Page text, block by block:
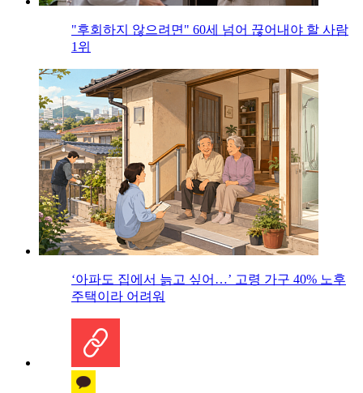
"후회하지 않으려면" 60세 넘어 끊어내야 할 사람
1위
‘아파도 집에서 늙고 싶어…’ 고령 가구 40% 노후
주택이라 어려워